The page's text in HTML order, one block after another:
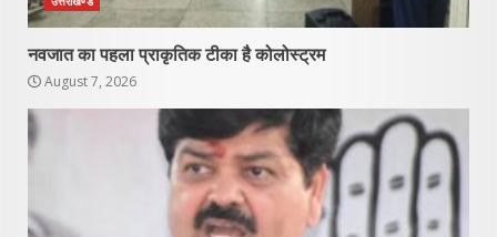
नवजात का पहला प्राकृतिक टीका है कोलोस्ट्रम
August 7, 2026